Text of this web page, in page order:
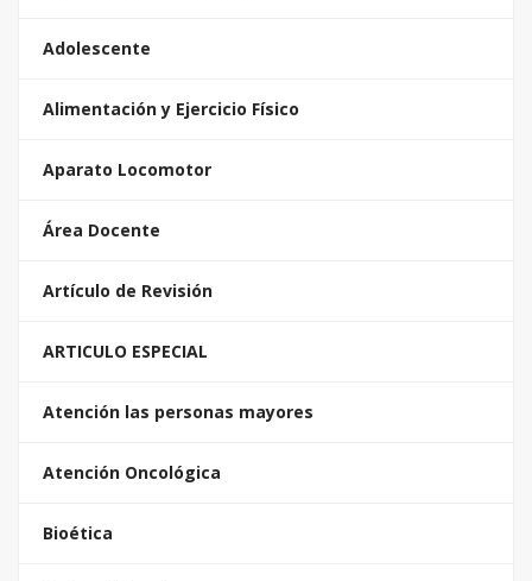
Adolescente
Alimentación y Ejercicio Físico
Aparato Locomotor
Área Docente
Artículo de Revisión
ARTICULO ESPECIAL
Atención las personas mayores
Atención Oncológica
Bioética